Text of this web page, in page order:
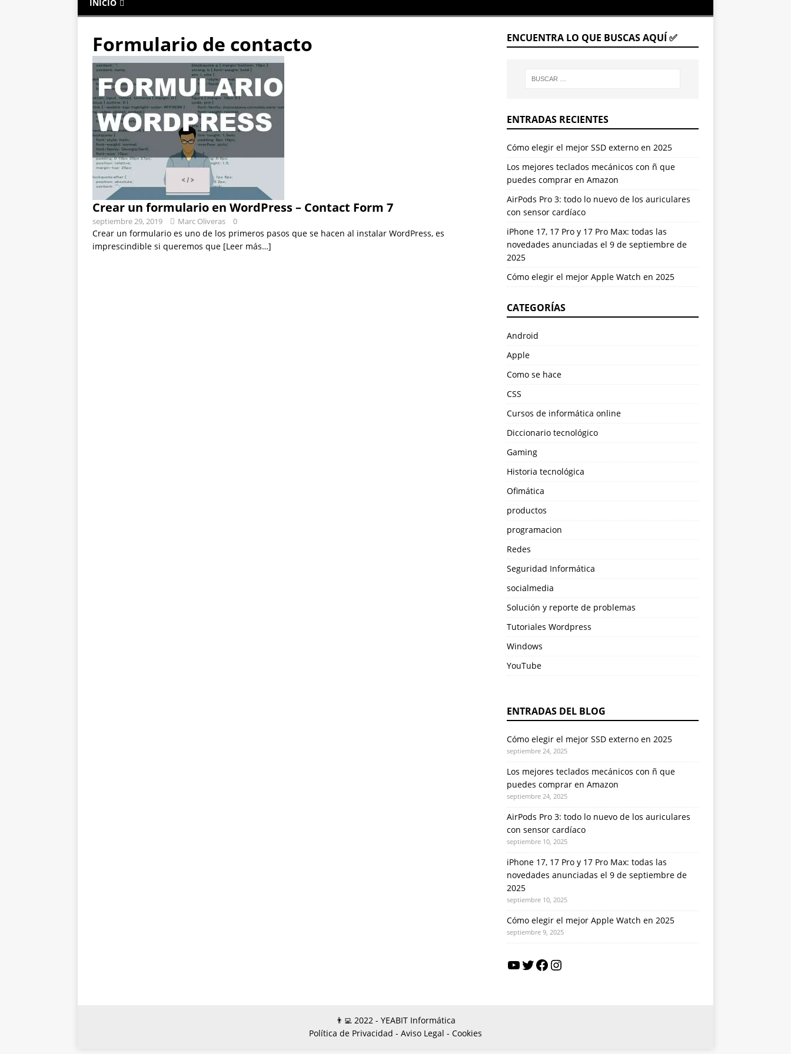
INICIO
Formulario de contacto
Crear un formulario en WordPress – Contact Form 7
septiembre 29, 2019 Marc Oliveras 0
Crear un formulario es uno de los primeros pasos que se hacen al instalar WordPress, es
imprescindible si queremos que [Leer más…]
ENCUENTRA LO QUE BUSCAS AQUÍ ✅
ENTRADAS RECIENTES
Cómo elegir el mejor SSD externo en 2025
Los mejores teclados mecánicos con ñ que
puedes comprar en Amazon
AirPods Pro 3: todo lo nuevo de los auriculares
con sensor cardíaco
iPhone 17, 17 Pro y 17 Pro Max: todas las
novedades anunciadas el 9 de septiembre de
2025
Cómo elegir el mejor Apple Watch en 2025
CATEGORÍAS
Android
Apple
Como se hace
CSS
Cursos de informática online
Diccionario tecnológico
Gaming
Historia tecnológica
Ofimática
productos
programacion
Redes
Seguridad Informática
socialmedia
Solución y reporte de problemas
Tutoriales Wordpress
Windows
YouTube
ENTRADAS DEL BLOG
Cómo elegir el mejor SSD externo en 2025
septiembre 24, 2025
Los mejores teclados mecánicos con ñ que
puedes comprar en Amazon
septiembre 24, 2025
AirPods Pro 3: todo lo nuevo de los auriculares
con sensor cardíaco
septiembre 10, 2025
iPhone 17, 17 Pro y 17 Pro Max: todas las
novedades anunciadas el 9 de septiembre de
2025
septiembre 10, 2025
Cómo elegir el mejor Apple Watch en 2025
septiembre 9, 2025
👨‍💻 2022 - YEABIT Informática
Política de Privacidad - Aviso Legal - Cookies